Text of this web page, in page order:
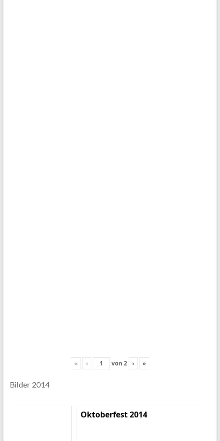
« ‹ von 2 › »
Bilder 2014
Oktoberfest 2014